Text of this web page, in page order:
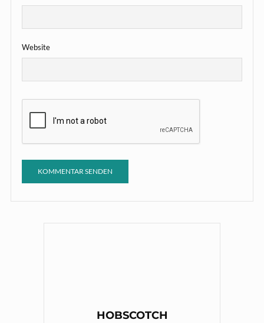
Website
HOBSCOTCH